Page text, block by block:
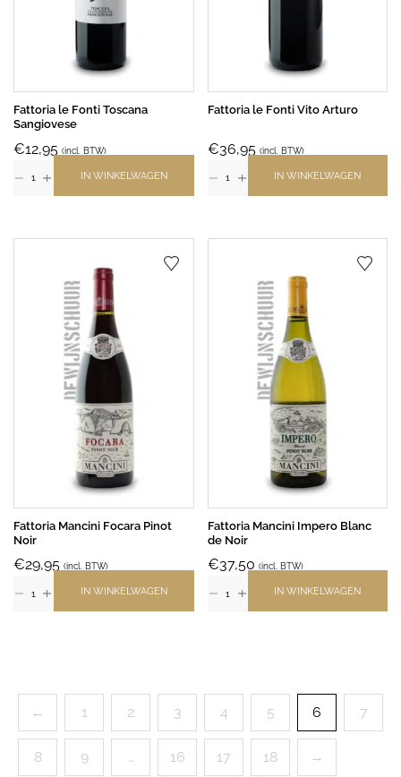
Fattoria le Fonti Toscana
Sangiovese
€12,95 (incl. BTW)
IN WINKELWAGEN
Fattoria le Fonti Vito Arturo
€36,95 (incl. BTW)
IN WINKELWAGEN
Fattoria Mancini Focara Pinot
Noir
€29,95 (incl. BTW)
IN WINKELWAGEN
Fattoria Mancini Impero Blanc
de Noir
€37,50 (incl. BTW)
IN WINKELWAGEN
← 1 2 3 4 5 6 7
8 9 … 16 17 18 →